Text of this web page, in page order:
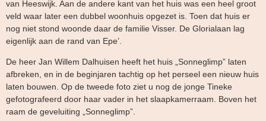
van Heeswijk. Aan de andere kant van het huis was een heel groot
veld waar later een dubbel woonhuis opgezet is. Toen dat huis er
nog niet stond woonde daar de familie Visser. De Glorialaan lag
eigenlijk aan de rand van Epe’.
De heer Jan Willem Dalhuisen heeft het huis „Sonneglimp” laten
afbreken, en in de beginjaren tachtig op het perseel een nieuw huis
laten bouwen. Op de tweede foto ziet u nog de jonge Tineke
gefotografeerd door haar vader in het slaapkamerraam. Boven het
raam de geveluiting „Sonneglimp”.